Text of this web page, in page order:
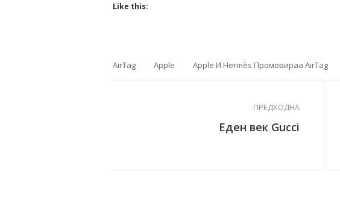
Like this:
AirTag Apple Apple И Hermès Промовираа AirTag
ПРЕДХОДНА
Еден век Gucci